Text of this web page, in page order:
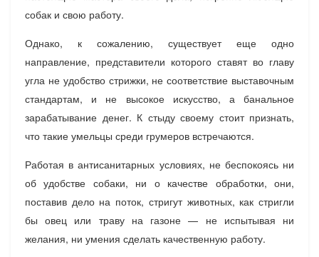
собак и свою работу.
Однако, к сожалению, существует еще одно
направление, представители которого ставят во главу
угла не удобство стрижки, не соответствие выставочным
стандартам, и не высокое искусство, а банальное
зарабатывание денег. К стыду своему стоит признать,
что такие умельцы среди грумеров встречаются.
Работая в антисанитарных условиях, не беспокоясь ни
об удобстве собаки, ни о качестве обработки, они,
поставив дело на поток, стригут животных, как стригли
бы овец или траву на газоне — не испытывая ни
желания, ни умения сделать качественную работу.